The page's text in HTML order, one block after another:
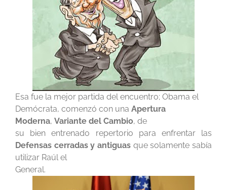
Esa fue la mejor partida del encuentro; Obama el
Demócrata, comenzó con una Apertura
Moderna, Variante del Cambio, de
su bien entrenado repertorio para enfrentar las
Defensas cerradas y antiguas que solamente sabía
utilizar Raúl el
General.